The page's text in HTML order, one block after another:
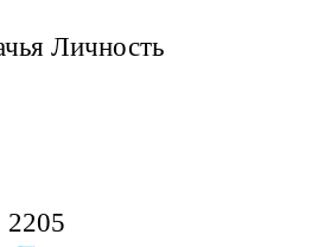
Личность
2205